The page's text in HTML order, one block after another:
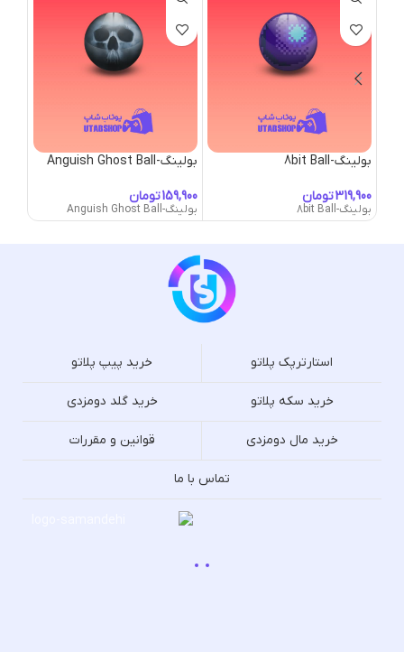
بولینگ-8bit Ball
تومان
بولینگ-8bit Ball
بولینگ-Anguish Ghost Ball
تومان
بولینگ-Anguish Ghost Ball
استارترپک پلاتو خرید پیپ پلاتو
خرید سکه پلاتو خرید گلد دومزدی
خرید مال دومزدی قوانین و مقررات
تماس با ما